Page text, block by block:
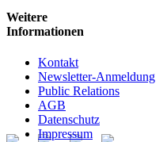
Weitere
Informationen
Kontakt
Newsletter-Anmeldung
Public Relations
AGB
Datenschutz
Impressum